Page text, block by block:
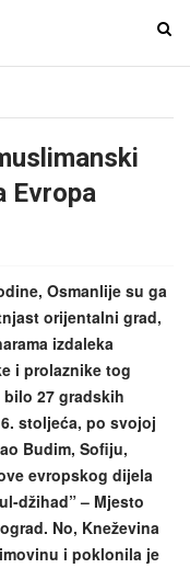
T
g
a
Evropa
Osmanlije su ga
orijentalni grad,
izdaleka
i prolaznike tog
bilo 27 gradskih
stoljeća, po svojoj
Budim, Sofiju,
evropskog dijela
džihad” – Mjesto
No, Kneževina
i poklonila je